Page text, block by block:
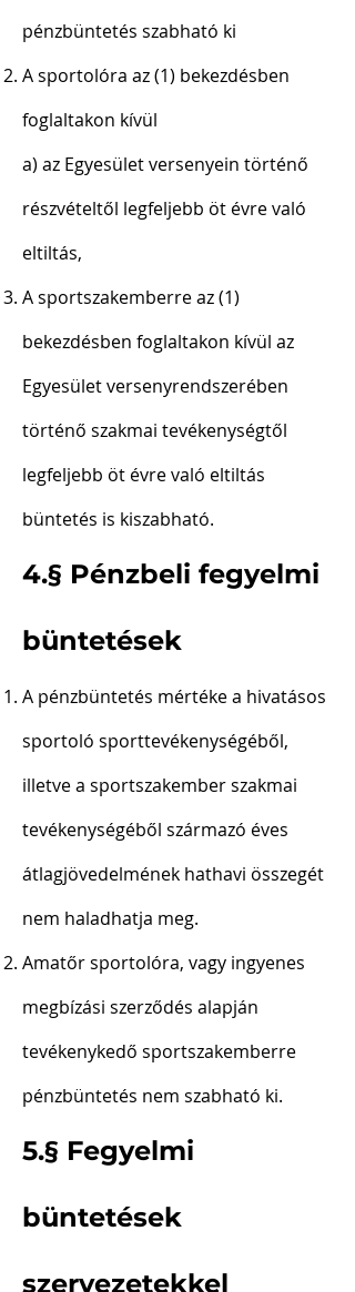
pénzbüntetés szabható ki
A sportolóra az (1) bekezdésben
foglaltakon kívül
a) az Egyesület versenyein történő
részvételtől legfeljebb öt évre való
eltiltás,
A sportszakemberre az (1)
bekezdésben foglaltakon kívül az
Egyesület versenyrendszerében
történő szakmai tevékenységtől
legfeljebb öt évre való eltiltás
büntetés is kiszabható.
4.§ Pénzbeli fegyelmi
büntetések
A pénzbüntetés mértéke a hivatásos
sportoló sporttevékenységéből,
illetve a sportszakember szakmai
tevékenységéből származó éves
átlagjövedelmének hathavi összegét
nem haladhatja meg.
Amatőr sportolóra, vagy ingyenes
megbízási szerződés alapján
tevékenykedő sportszakemberre
pénzbüntetés nem szabható ki.
5.§ Fegyelmi
büntetések
szervezetekkel